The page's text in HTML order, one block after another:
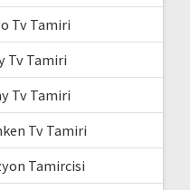
Tv Tamiri
Tv Tamiri
Tv Tamiri
Tv Tamiri
Tamircisi